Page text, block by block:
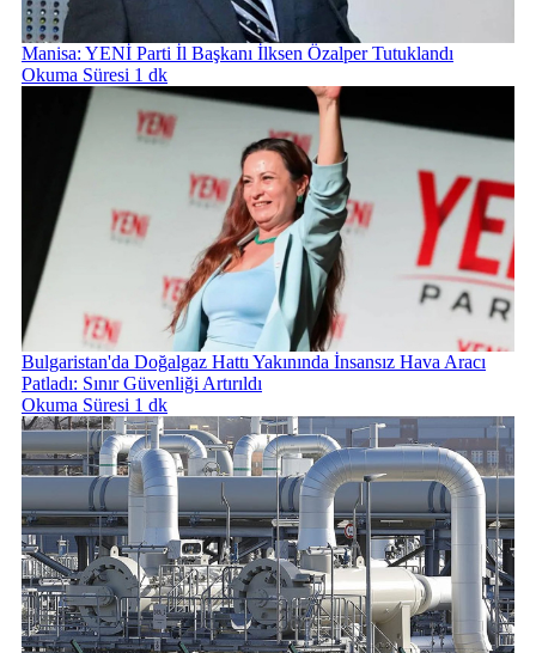
Manisa: YENİ Parti İl Başkanı İlksen Özalper Tutuklandı
Okuma Süresi 1 dk
Bulgaristan'da Doğalgaz Hattı Yakınında İnsansız Hava Aracı
Patladı: Sınır Güvenliği Artırıldı
Okuma Süresi 1 dk